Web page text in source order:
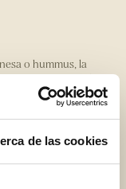
de las cookies
o hummus, la
ya que irá en medio
hojas de lechuga